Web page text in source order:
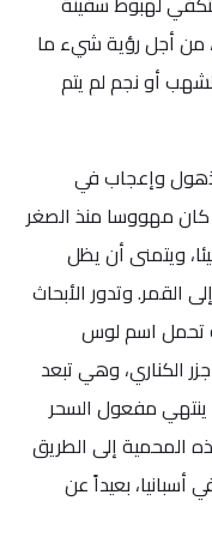
من أجل رؤية شيء ما
أو نجم لم يتم
وإعجاب في
كان مهووسا منذ الصغر
ويتمنى أن يظل
القمر. وتدور الأبحاث
تحمل اسم لوس
الكناري، وهي تبعد
ولا ينتهي مفعول السحر
المحمية إلى الطريق
أسبانيا، بعيداً عن